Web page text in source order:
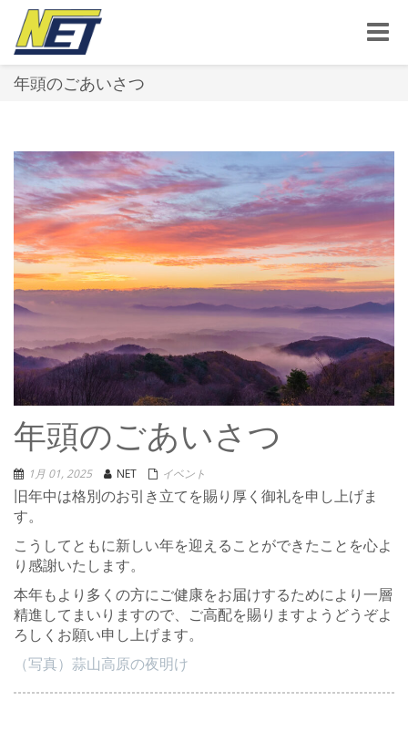
Toggle
年頭のごあいさつ
年頭のごあいさつ
1月 01, 2025 NET イベント
旧年中は格別のお引き立てを賜り厚く御礼を申し上げま
す。
こうしてともに新しい年を迎えることができたことを心よ
り感謝いたします。
本年もより多くの方にご健康をお届けするためにより一層
精進してまいりますので、ご高配を賜りますようどうぞよ
ろしくお願い申し上げます。
（写真）蒜山高原の夜明け